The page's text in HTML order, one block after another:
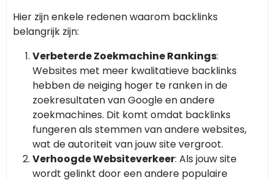
Hier zijn enkele redenen waarom backlinks
belangrijk zijn:
Verbeterde Zoekmachine Rankings:
Websites met meer kwalitatieve backlinks
hebben de neiging hoger te ranken in de
zoekresultaten van Google en andere
zoekmachines. Dit komt omdat backlinks
fungeren als stemmen van andere websites,
wat de autoriteit van jouw site vergroot.
Verhoogde Websiteverkeer: Als jouw site
wordt gelinkt door een andere populaire